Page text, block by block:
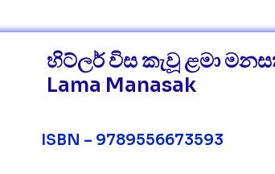
හිට්ලර් විස කැවූ ළමා
Lama Manasak
ISBN – 9789556673593